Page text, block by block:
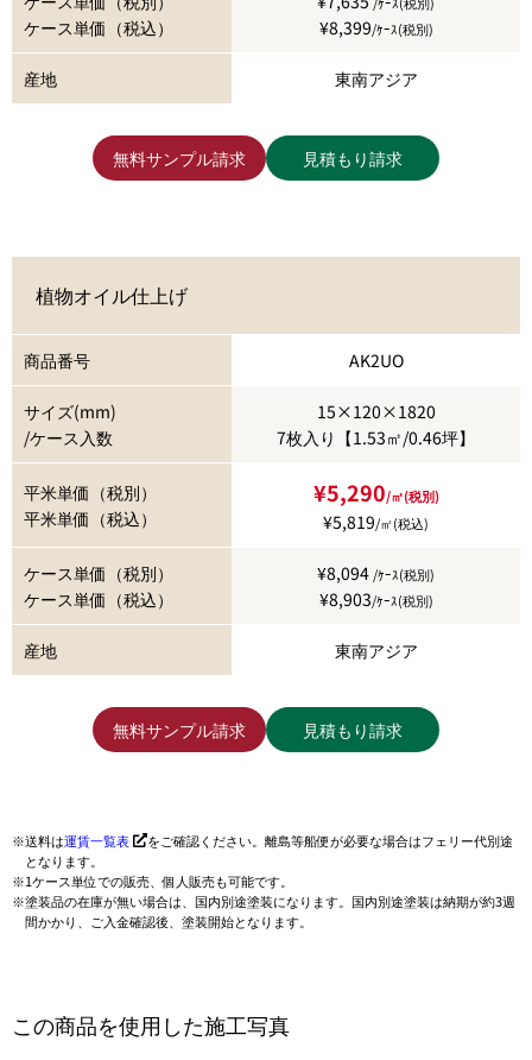
ケース単価（税込）
¥8,399/ｹｰｽ(税別)
産地 東南アジア
無料サンプル請求 見積もり請求
植物オイル仕上げ
商品番号 AK2UO
サイズ(mm)
/ケース入数
15×120×1820
7枚入り【1.53㎡/0.46坪】
平米単価（税別）
平米単価（税込）
¥5,290/㎡(税別)
¥5,819/㎡(税込)
ケース単価（税別）
ケース単価（税込）
¥8,094/ｹｰｽ(税別)
¥8,903/ｹｰｽ(税別)
産地 東南アジア
無料サンプル請求 見積もり請求
送料は運賃一覧表
をご確認ください。離島等船便が必要な場合はフェリー代別途
となります。
1ケース単位での販売、個人販売も可能です。
塗装品の在庫が無い場合は、国内別途塗装になります。国内別途塗装は納期が約3週
間かかり、ご入金確認後、塗装開始となります。
この商品を使用した施工写真